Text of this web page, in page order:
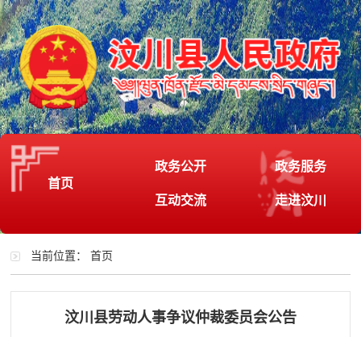
首页
政务公开 政务服务
互动交流 走进汶川
当前位置：首页
汶川县劳动人事争议仲裁委员会公告